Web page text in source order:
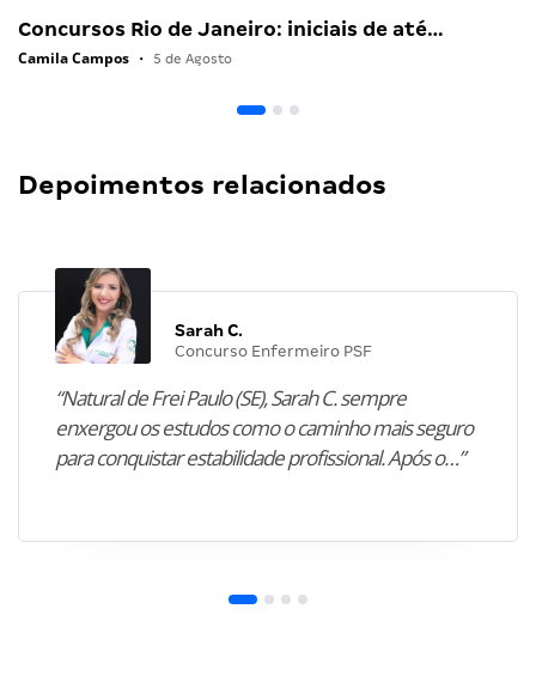
Concursos Rio de Janeiro: iniciais de até…
Camila Campos • 5 de Agosto
Depoimentos relacionados
Sarah C.
Concurso Enfermeiro PSF
“Natural de Frei Paulo (SE), Sarah C. sempre
enxergou os estudos como o caminho mais seguro
para conquistar estabilidade profissional. Após o…”